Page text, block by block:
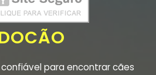
para encontrar cães